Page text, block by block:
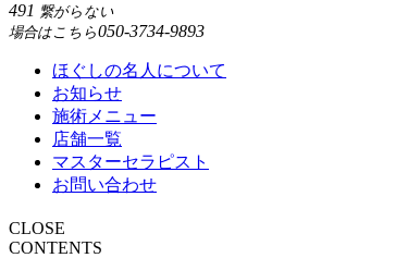
491 繋がらない
場合はこちら050-3734-9893
ほぐしの名人について
お知らせ
施術メニュー
店舗一覧
マスターセラピスト
お問い合わせ
CLOSE
CONTENTS